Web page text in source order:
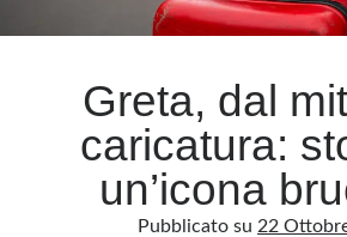
Archivio
Categorie
Greta, dal
caricatura:
un’icona
Pubblicato su 22